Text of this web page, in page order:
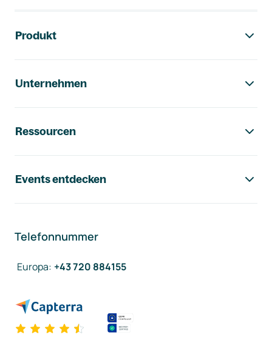
Produkt
Unternehmen
Ressourcen
Events entdecken
Telefonnummer
Europa: +43 720 884155